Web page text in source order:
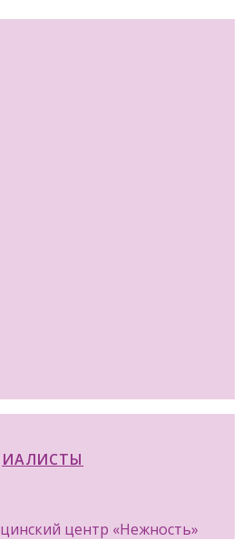
центр «Нежность»